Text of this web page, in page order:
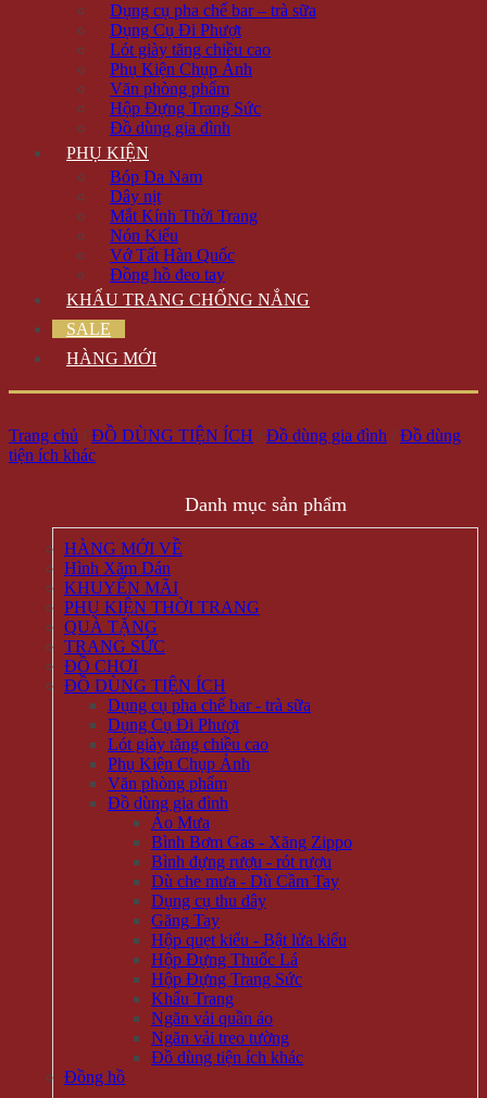
Dụng cụ pha chế bar – trà sữa
Dụng Cụ Đi Phượt
Lót giày tăng chiều cao
Phụ Kiện Chụp Ảnh
Văn phòng phẩm
Hộp Đựng Trang Sức
Đồ dùng gia đình
PHỤ KIỆN
Bóp Da Nam
Dây nịt
Mắt Kính Thời Trang
Nón Kiểu
Vớ Tất Hàn Quốc
Đồng hồ đeo tay
KHẨU TRANG CHỐNG NẮNG
SALE
HÀNG MỚI
Trang chủ / ĐỒ DÙNG TIỆN ÍCH / Đồ dùng gia đình / Đồ dùng
tiện ích khác
Danh mục sản phẩm
HÀNG MỚI VỀ
Hình Xăm Dán
KHUYẾN MÃI
PHỤ KIỆN THỜI TRANG
QUÀ TẶNG
TRANG SỨC
ĐỒ CHƠI
ĐỒ DÙNG TIỆN ÍCH
Dụng cụ pha chế bar - trà sữa
Dụng Cụ Đi Phượt
Lót giày tăng chiều cao
Phụ Kiện Chụp Ảnh
Văn phòng phẩm
Đồ dùng gia đình
Áo Mưa
Bình Bơm Gas - Xăng Zippo
Bình đựng rượu - rót rượu
Dù che mưa - Dù Cầm Tay
Dụng cụ thu dây
Găng Tay
Hộp quẹt kiểu - Bật lửa kiểu
Hộp Đựng Thuốc Lá
Hộp Đựng Trang Sức
Khẩu Trang
Ngăn vải quần áo
Ngăn vải treo tường
Đồ dùng tiện ích khác
Đồng hồ